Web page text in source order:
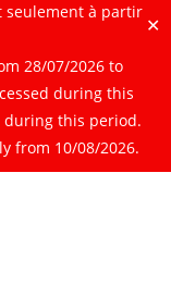
seulement à partir
28/07/2026 to
during this
during this period.
from 10/08/2026.
✕